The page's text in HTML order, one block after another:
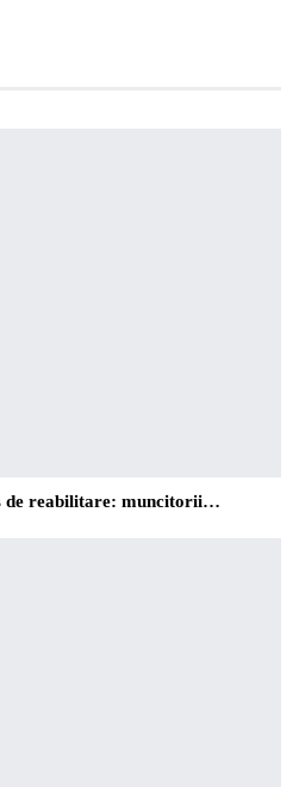
de reabilitare: muncitorii…